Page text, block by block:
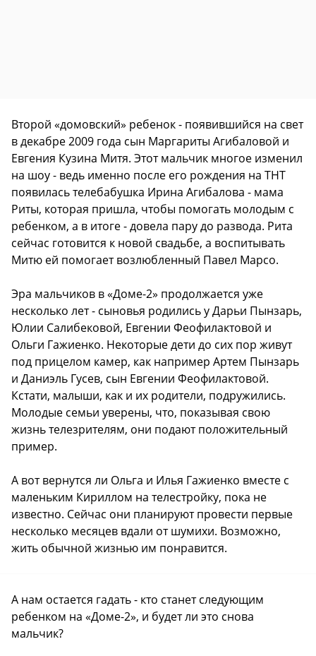
Второй «домовский» ребенок - появившийся на свет
в декабре 2009 года сын Маргариты Агибаловой и
Евгения Кузина Митя. Этот мальчик многое изменил
на шоу - ведь именно после его рождения на ТНТ
появилась телебабушка Ирина Агибалова - мама
Риты, которая пришла, чтобы помогать молодым с
ребенком, а в итоге - довела пару до развода. Рита
сейчас готовится к новой свадьбе, а воспитывать
Митю ей помогает возлюбленный Павел Марсо.
Эра мальчиков в «Доме-2» продолжается уже
несколько лет - сыновья родились у Дарьи Пынзарь,
Юлии Салибековой, Евгении Феофилактовой и
Ольги Гажиенко. Некоторые дети до сих пор живут
под прицелом камер, как например Артем Пынзарь
и Даниэль Гусев, сын Евгении Феофилактовой.
Кстати, малыши, как и их родители, подружились.
Молодые семьи уверены, что, показывая свою
жизнь телезрителям, они подают положительный
пример.
А вот вернутся ли Ольга и Илья Гажиенко вместе с
маленьким Кириллом на телестройку, пока не
известно. Сейчас они планируют провести первые
несколько месяцев вдали от шумихи. Возможно,
жить обычной жизнью им понравится.
А нам остается гадать - кто станет следующим
ребенком на «Доме-2», и будет ли это снова
мальчик?